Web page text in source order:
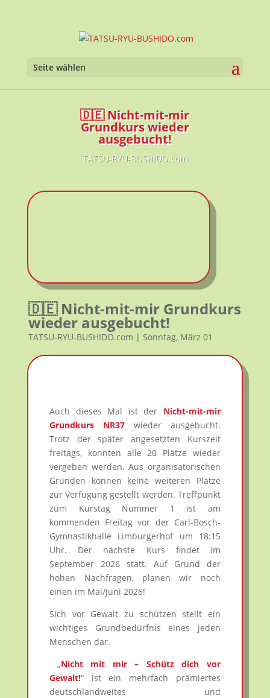
Seite wählen
🇩🇪 Nicht-mit-mir
Grundkurs wieder
ausgebucht!
TATSU-RYU-BUSHIDO.com
🇩🇪 Nicht-mit-mir Grundkurs
wieder ausgebucht!
TATSU-RYU-BUSHIDO.com | Sonntag, März 01
Auch dieses Mal ist der Nicht-mit-mir
Grundkurs NR37 wieder ausgebucht.
Trotz der später angesetzten Kurszeit
freitags, konnten alle 20 Plätze wieder
vergeben werden. Aus organisatorischen
Gründen können keine weiteren Plätze
zur Verfügung gestellt werden. Treffpunkt
zum Kurstag Nummer 1 ist am
kommenden Freitag vor der Carl-Bosch-
Gymnastikhalle Limburgerhof um 18:15
Uhr. Der nächste Kurs findet im
September 2026 statt. Auf Grund der
hohen Nachfragen, planen wir noch
einen im Mai/Juni 2026!
Sich vor Gewalt zu schützen stellt ein
wichtiges Grundbedürfnis eines jeden
Menschen dar.
„Nicht mit mir – Schütz dich vor
Gewalt!“ ist ein mehrfach prämiertes
deutschlandweites und